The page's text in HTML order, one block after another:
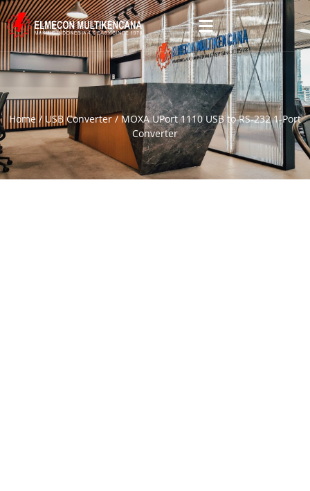
Home/USB Converter/ MOXA UPort 1110 USB to RS-232 1-Port
Converter